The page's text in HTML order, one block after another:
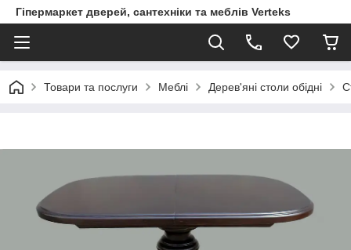
Гіпермаркет дверей, сантехніки та меблів Verteks
Товари та послуги Меблі Дерев'яні столи обідні